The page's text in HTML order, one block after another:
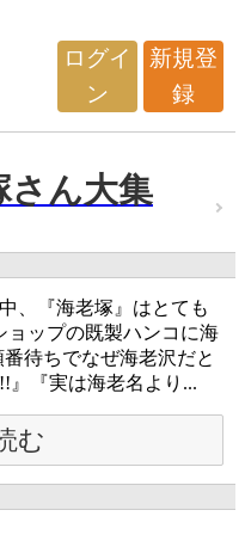
ログイ
ン
新規登
録
ん大集
、『海老塚』はとても
ョップの既製ハンコに海
待ちでなぜ海老沢だと
』『実は海老名より...
む